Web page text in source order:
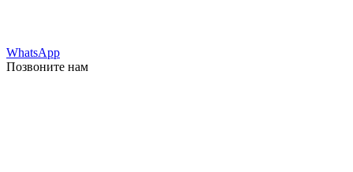
WhatsApp
Позвоните нам